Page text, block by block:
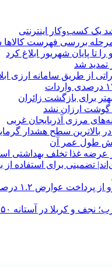
مرحله بررسی فهرست
تا پایان شهریور ابلاغ کرد
شد
از طریق سامانه ارزی
برای بازگشت زائران
بالاترین سطح هشدار
طول عمر آن
عرضه غذا تخلف بهداشتی
تضمینی برای استفاده از
و کربلا در آستانه ۵۰ درجه